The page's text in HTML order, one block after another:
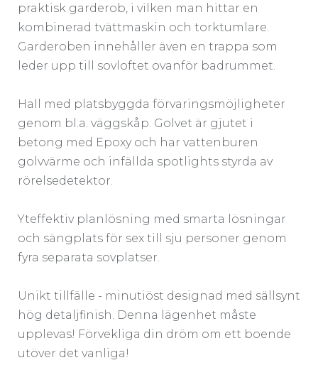
praktisk garderob, i vilken man hittar en
kombinerad tvättmaskin och torktumlare.
Garderoben innehåller även en trappa som
leder upp till sovloftet ovanför badrummet.
Hall med platsbyggda förvaringsmöjligheter
genom bl.a. väggskåp. Golvet är gjutet i
betong med Epoxy och har vattenburen
golvvärme och infällda spotlights styrda av
rörelsedetektor.
Yteffektiv planlösning med smarta lösningar
och sängplats för sex till sju personer genom
fyra separata sovplatser.
Unikt tillfälle - minutiöst designad med sällsynt
hög detaljfinish. Denna lägenhet måste
upplevas! Förvekliga din dröm om ett boende
utöver det vanliga!